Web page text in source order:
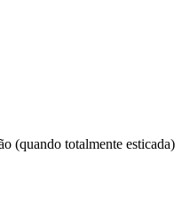
(quando totalmente esticada)